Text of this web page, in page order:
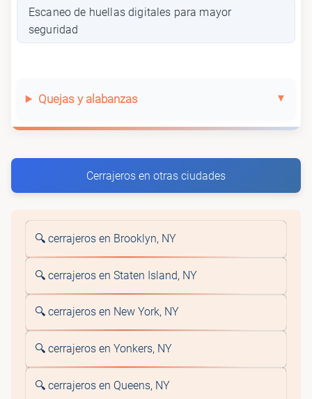
Escaneo de huellas digitales para mayor
seguridad
Quejas y alabanzas
Cerrajeros en otras ciudades
🔍 cerrajeros en Brooklyn, NY
🔍 cerrajeros en Staten Island, NY
🔍 cerrajeros en New York, NY
🔍 cerrajeros en Yonkers, NY
🔍 cerrajeros en Queens, NY